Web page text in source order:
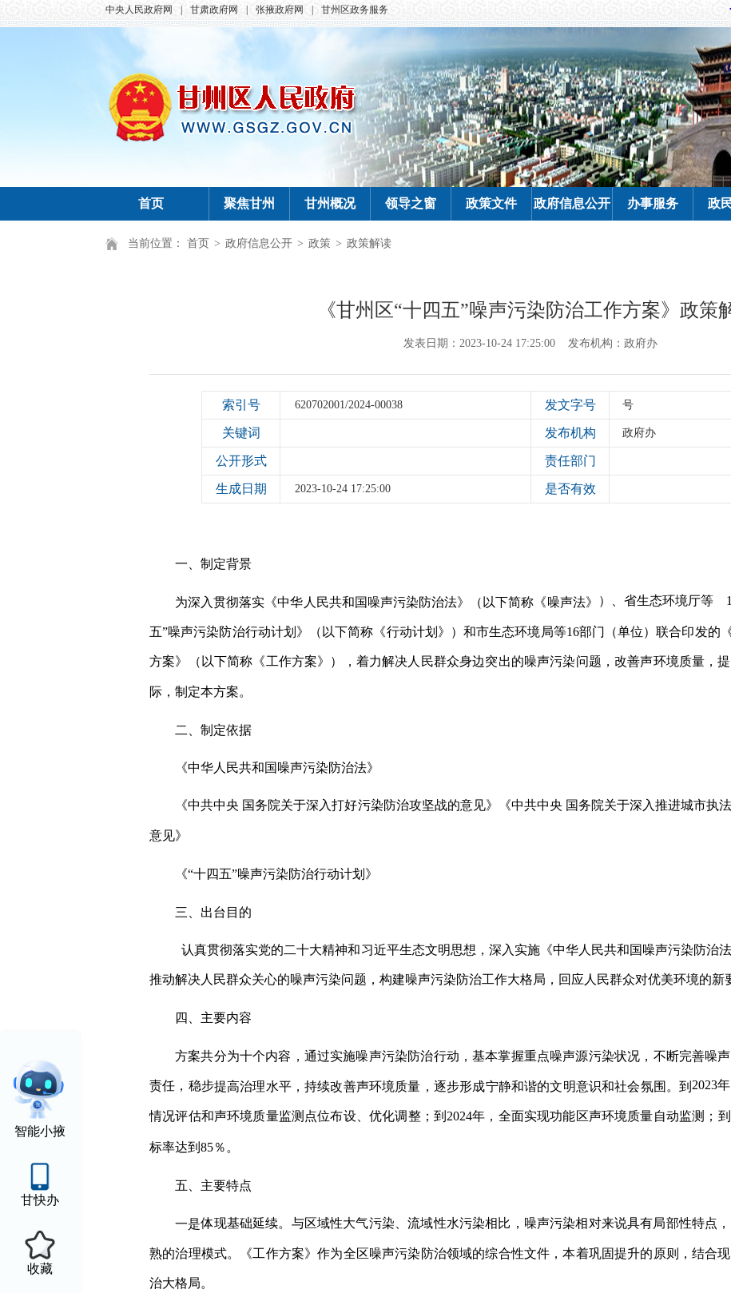
中央人民政府网 甘肃政府网 张掖政府网 甘州区政务服务
首页 聚焦甘州 甘州概况 领导之窗 政策文件 政府信息公开 办事服务 政
智能小掖
甘快办
收藏
当前位置： 首页 > 政府信息公开 > 政策 > 政策解读
《甘州区“十四五”噪声污染防治工作方案》政策
发表日期：2023-10-24 17:25:00 发布机构：政府办
索引号 620702001/2024-00038 发文字号 号
关键词 发布机构 政府办
公开形式 责任部门
生成日期 2023-10-24 17:25:00 是否有效
一、制定背景
为深入贯彻落实《中华人民共和国噪声污染防治法》 （以下简称《噪声法》 ）、省生态环境厅等
五”噪声污染防治行动计划》（以下简称《行动计划》）和市生态环境局等16部门（单位）联合印发的
方案》（以下简称《工作方案》），着力解决人民群众身边突出的噪声污染问题，改善声环境质量，
际，制定本方案。
二、制定依据
《中华人民共和国噪声污染防治法》
《中共中央 国务院关于深入打好污染防治攻坚战的意见》《中共中央 国务院关于深入推进城市执
意见》
《“十四五”噪声污染防治行动计划》
三、出台目的
认真贯彻落实党的二十大精神和习近平生态文明思想，深入实施《中华人民共和国噪声污染防治法
推动解决人民群众关心的噪声污染问题，构建噪声污染防治工作大格局，回应人民群众对优美环境的新
四、主要内容
方案共分为十个内容， 通过实施噪声污染防治行动，基本掌握重点噪声源污染状况，不断完善噪
责任，稳步提高治理水平，持续改善声环境质量，逐步形成宁静和谐的文明意识和社会氛围。到2023
情况评估和声环境质量监测点位布设、优化调整；到2024年，全面实现功能区声环境质量自动监测；
标率达到 85％。
五、主要特点
一是体现基础延续。与区域性大气污染、流域性水污染相比，噪声污染相对来说具有局部性特点
熟的治理模式。《工作方案》作为全区噪声污染防治领域的综合性文件，本着巩固提升的原则，结合
治大格局。